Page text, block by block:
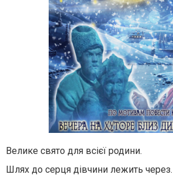
Велике свято для всієї родини.
Шлях до серця дівчини лежить